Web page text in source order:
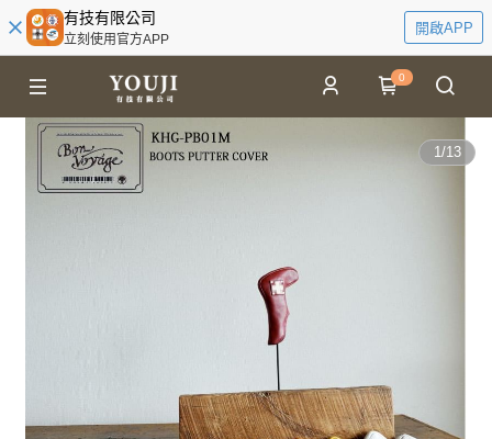
有技有限公司
立刻使用官方APP
開啟APP
0
1/13